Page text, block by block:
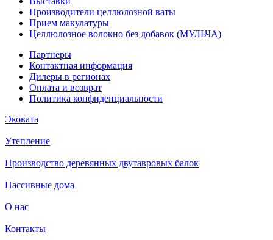
Производители целлюлозной ваты
Прием макулатуры
Целлюлозное волокно без добавок (МУЛЬЧА)
Партнеры
Контактная информация
Дилеры в регионах
Оплата и возврат
Политика конфиденциальности
Эковата
Утепление
Производство деревянных двутавровых балок
Пассивные дома
О нас
Контакты